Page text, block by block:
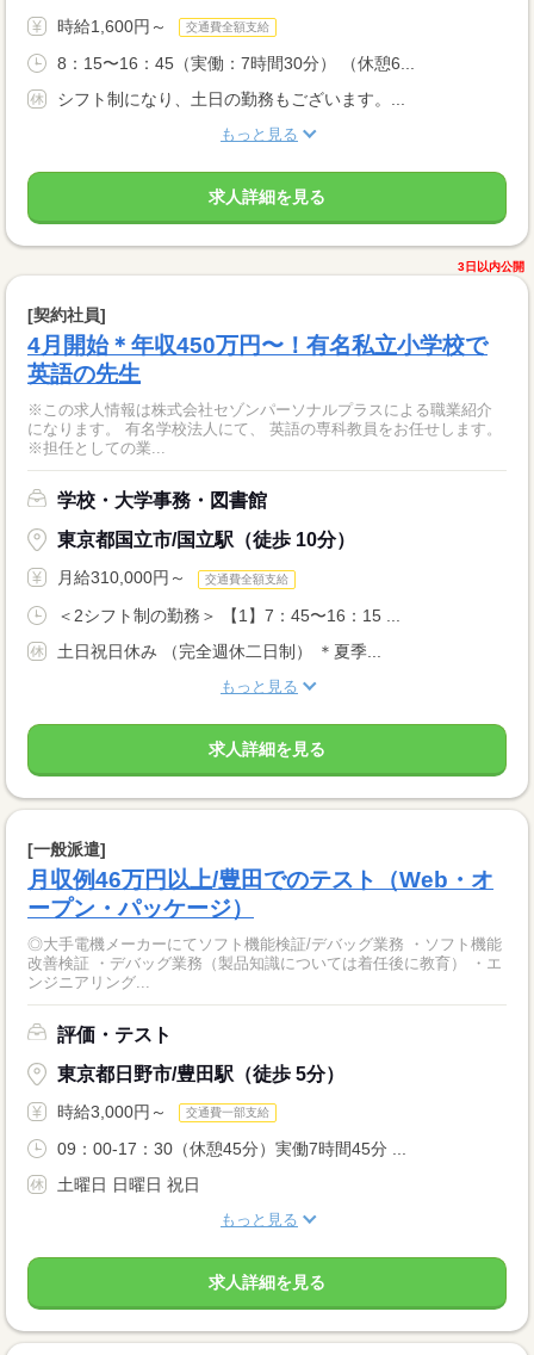
時給1,600円～ 交通費全額支給
8：15〜16：45（実働：7時間30分） （休憩6...
シフト制になり、土日の勤務もございます。...
もっと見る
求人詳細を見る
3日以内公開
[契約社員]
4月開始＊年収450万円〜！有名私立小学校で
英語の先生
※この求人情報は株式会社セゾンパーソナルプラスによる職業紹介
になります。 有名学校法人にて、 英語の専科教員をお任せします。
※担任としての業...
学校・大学事務・図書館
東京都国立市/国立駅（徒歩 10分）
月給310,000円～ 交通費全額支給
＜2シフト制の勤務＞ 【1】7：45〜16：15 ...
土日祝日休み （完全週休二日制） ＊夏季...
もっと見る
求人詳細を見る
[一般派遣]
月収例46万円以上/豊田でのテスト（Web・オ
ープン・パッケージ）
◎大手電機メーカーにてソフト機能検証/デバッグ業務 ・ソフト機能
改善検証 ・デバッグ業務（製品知識については着任後に教育） ・エ
ンジニアリング...
評価・テスト
東京都日野市/豊田駅（徒歩 5分）
時給3,000円～ 交通費一部支給
09：00-17：30（休憩45分）実働7時間45分 ...
土曜日 日曜日 祝日
もっと見る
求人詳細を見る